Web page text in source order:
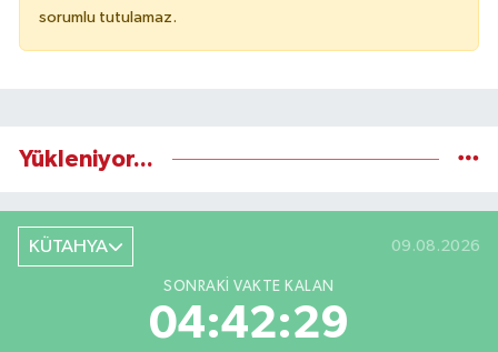
sorumlu tutulamaz.
Yükleniyor...
KÜTAHYA 09.08.2026
SONRAKI VAKTE KALAN
04:42:28